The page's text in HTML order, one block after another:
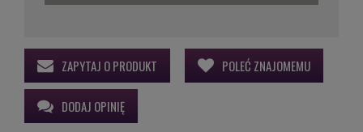
ZAPYTAJ O PRODUKT POLEĆ ZNAJOMEMU
DODAJ OPINIĘ